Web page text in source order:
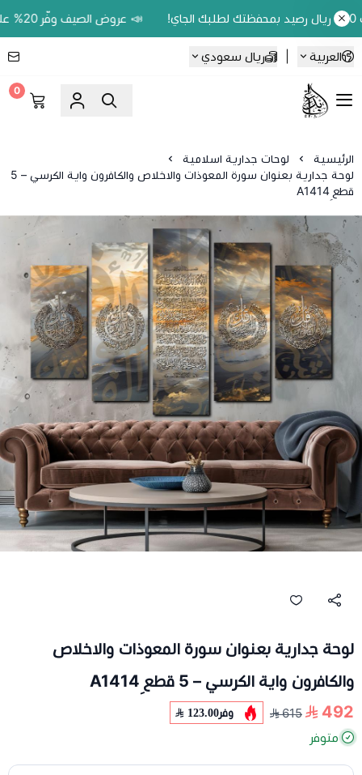
📣 عروض الصيف وفّر 20% على اللوحات الحين.. واكسب 200 ريال رصيد بمحفظتك لطلبك الجاي!
العربية ريال سعودي
Ebbdaa art
0
الرئيسية
لوحات جدارية اسلامية
لوحة جدارية بعنوان سورة المعوذات والاخلاص والكافرون واية الكرسي – 5
قطع ِA1414
لوحة جدارية بعنوان سورة المعوذات والاخلاص
والكافرون واية الكرسي – 5 قطع ِA1414
492
615 وفر123.00
متوفر